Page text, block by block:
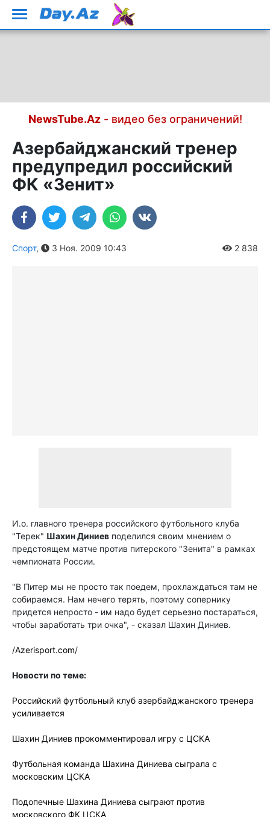
NewsTube.Az- видео без ограничений!
Азербайджанский тренер
предупредил российский
ФК «Зенит»
Спорт, 3 Ноя. 2009 10:43 2 838
И.о. главного тренера российского футбольного клуба
"Терек" Шахин Диниев поделился своим мнением о
предстоящем матче против питерского "Зенита" в рамках
чемпионата России.
"В Питер мы не просто так поедем, прохлаждаться там не
собираемся. Нам нечего терять, поэтому сопернику
придется непросто - им надо будет серьезно постараться,
чтобы заработать три очка", - сказал Шахин Диниев.
/Azerisport.com/
Новости по теме:
Российский футбольный клуб азербайджанского тренера
усиливается
Шахин Диниев прокомментировал игру с ЦСКА
Футбольная команда Шахина Диниева сыграла с
московским ЦСКА
Подопечные Шахина Диниева сыграют против
московского ФК ЦСКА